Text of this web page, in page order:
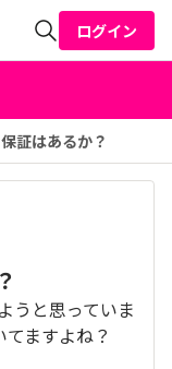
検索
ログイン
証はあるか？
うと思っていま
ますよね？